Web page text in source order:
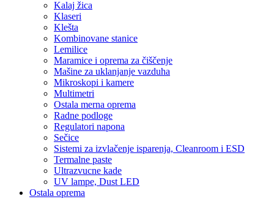
Kalaj žica
Klaseri
Klešta
Kombinovane stanice
Lemilice
Maramice i oprema za čiščenje
Mašine za uklanjanje vazduha
Mikroskopi i kamere
Multimetri
Ostala merna oprema
Radne podloge
Regulatori napona
Sečice
Sistemi za izvlačenje isparenja, Cleanroom i ESD
Termalne paste
Ultrazvucne kade
UV lampe, Dust LED
Ostala oprema